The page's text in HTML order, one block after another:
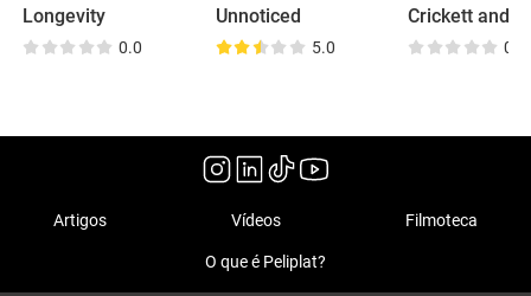
Longevity
0.0
Unnoticed
5.0 0.0
Artigos Vídeos Filmoteca
O que é Peliplat?